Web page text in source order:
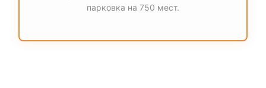
парковка на 750 мест.